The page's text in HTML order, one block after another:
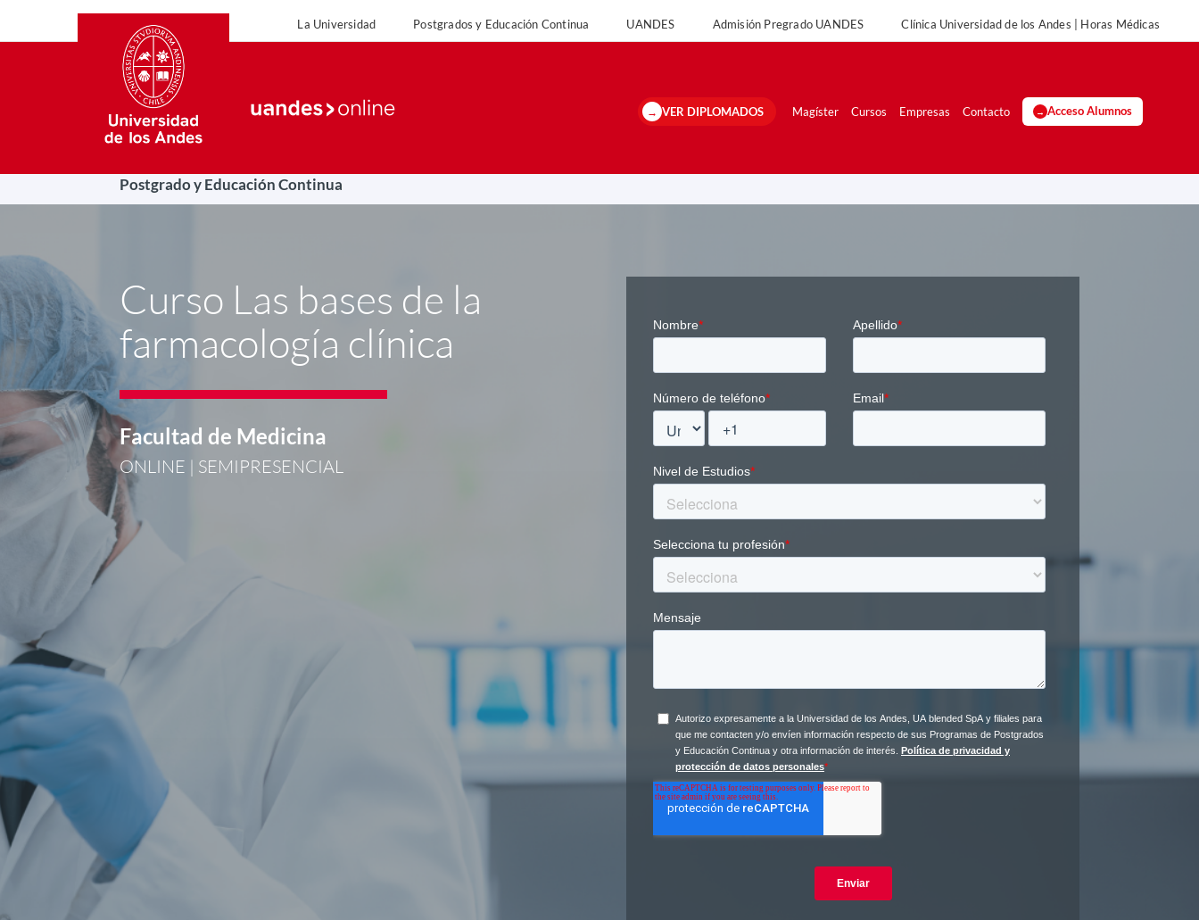
VER DIPLOMADOS Magíster Cursos Empresas Contacto Acceso Alumnos
La Universidad Postgrados y Educación Continua UANDES Admisión Pregrado UANDES Clínica Universidad de los Andes | Horas Médicas
Postgrado y Educación Continua
Curso Las bases de la
farmacología clínica
Facultad de Medicina
ONLINE | SEMIPRESENCIAL